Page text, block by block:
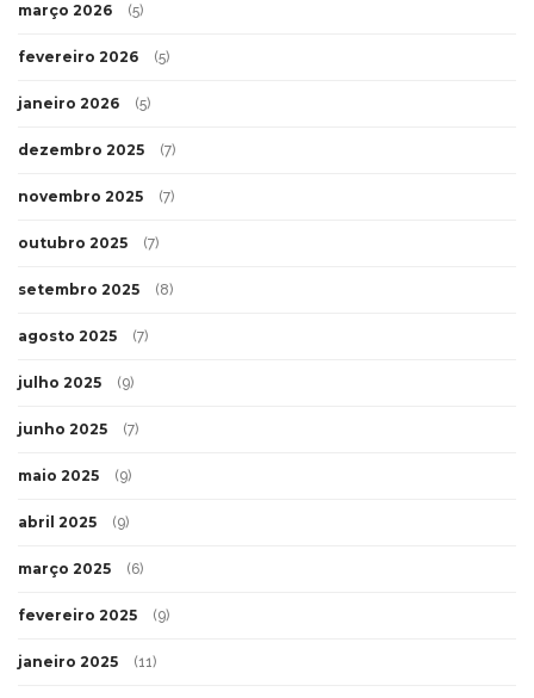
março 2026 (5)
fevereiro 2026 (5)
janeiro 2026 (5)
dezembro 2025 (7)
novembro 2025 (7)
outubro 2025 (7)
setembro 2025 (8)
agosto 2025 (7)
julho 2025 (9)
junho 2025 (7)
maio 2025 (9)
abril 2025 (9)
março 2025 (6)
fevereiro 2025 (9)
janeiro 2025 (11)